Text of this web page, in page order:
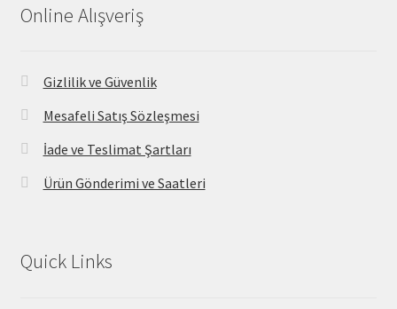
Online Alışveriş
Gizlilik ve Güvenlik
Mesafeli Satış Sözleşmesi
İade ve Teslimat Şartları
Ürün Gönderimi ve Saatleri
Quick Links